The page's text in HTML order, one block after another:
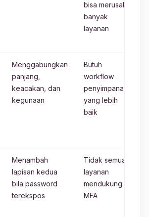
bisa merusak
banyak
layanan
Menggabungkan
panjang,
keacakan, dan
kegunaan
Butuh
workflow
penyimpanan
yang lebih
baik
Menambah
lapisan kedua
bila password
terekspos
Tidak semua
layanan
mendukung
MFA